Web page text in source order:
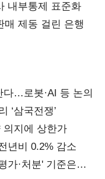
내부통제 표준화
제동 걸린 은행
다…로봇·AI 등 논의
‘삼국전쟁’
의지에 상한가
년비 0.2% 감소
가·처분' 기준은